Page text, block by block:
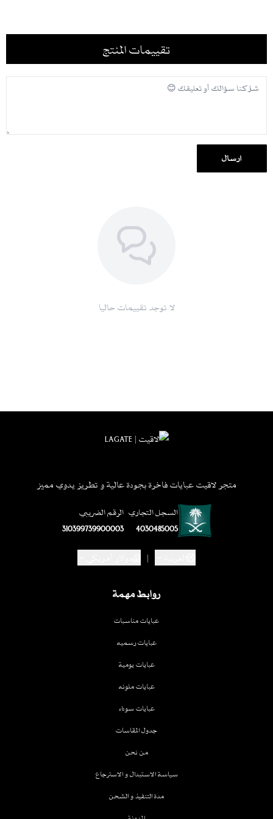
تقييمات المنتج
إرسال
لا توجد تقييمات حاليا
روابط مهمة
عبايات مناسبات
عبايات رسميه
عبايات يومية
عبايات ملونه
عبايات سوداء
جدول المقاسات
من نحن
سياسة الاستبدال و الاسترجاع
مدة التنفيذ و الشحن
متجر لاقيت عبايات فاخرة بجودة عالية و تطريز يدوي مميز
السجل التجاري
4030485005
الرقم الضريبي
310399739900003
|